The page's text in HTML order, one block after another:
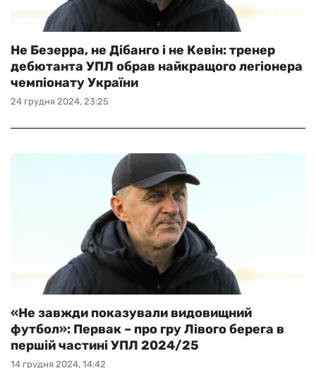
24 грудня 2024, 23:25
Не Безерра, не Дібанго і не Кевін: тренер
дебютанта УПЛ обрав найкращого легіонера
чемпіонату України
14 грудня 2024, 14:42
«Не завжди показували видовищний
футбол»: Первак – про гру Лівого берега в
першій частині УПЛ 2024/25